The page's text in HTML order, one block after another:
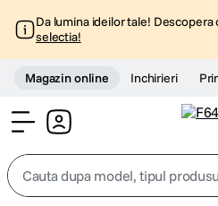
Da lumina ideilor tale!
selectia!
Magazin online Inchirieri
Cauta dupa model, tipul